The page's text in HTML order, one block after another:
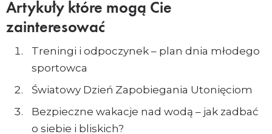
Artykuły które mogą Cie
zainteresować
Treningi i odpoczynek – plan dnia młodego
sportowca
Światowy Dzień Zapobiegania Utonięciom
Bezpieczne wakacje nad wodą – jak zadbać
o siebie i bliskich?